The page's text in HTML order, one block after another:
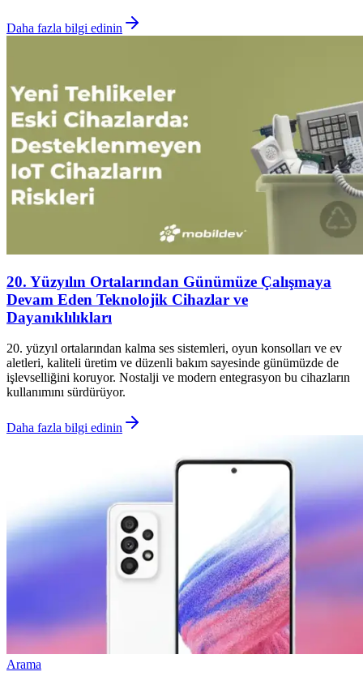
Daha fazla bilgi edinin
20. Yüzyılın Ortalarından Günümüze Çalışmaya
Devam Eden Teknolojik Cihazlar ve
Dayanıklılıkları
20. yüzyıl ortalarından kalma ses sistemleri, oyun konsolları ve ev
aletleri, kaliteli üretim ve düzenli bakım sayesinde günümüzde de
işlevselliğini koruyor. Nostalji ve modern entegrasyon bu cihazların
kullanımını sürdürüyor.
Daha fazla bilgi edinin
Arama